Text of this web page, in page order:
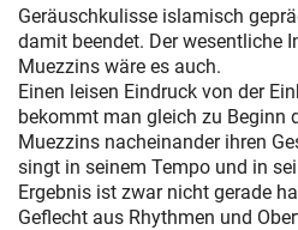
Geräuschkulisse islamisch
damit beendet. Der wesentliche
Muezzins wäre es auch.
Einen leisen Eindruck von der
bekommt man gleich zu Beginn
Muezzins nacheinander ihren
singt in seinem Tempo und in
Ergebnis ist zwar nicht gerade
Geflecht aus Rhythmen und